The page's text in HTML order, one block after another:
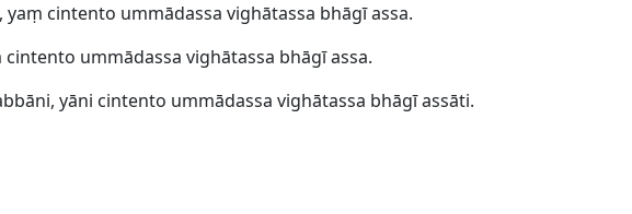
cintento ummādassa vighātassa bhāgī assa.
ummādassa vighātassa bhāgī assa.
yāni cintento ummādassa vighātassa bhāgī assāti.